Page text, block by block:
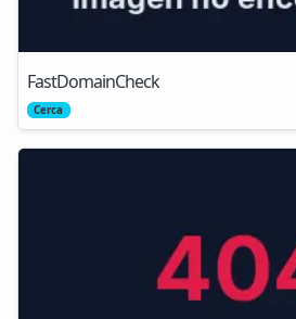
FastDomainCheck
Cerca